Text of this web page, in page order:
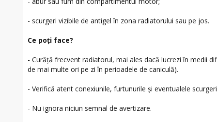
- scurgeri vizibile de antigel în zona radiatorului sau pe jos.
Ce poți face?
- Curăță frecvent radiatorul, mai ales dacă lucrezi în medii
de mai multe ori pe zi în perioadele de caniculă).
- Verifică atent conexiunile, furtunurile și eventualele
- Nu ignora niciun semnal de avertizare.